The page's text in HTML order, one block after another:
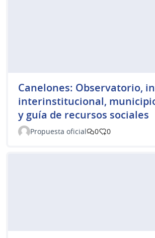
Canelones: Observatorio,
interinstitucional,
y guía de recursos sociales
Propuesta oficial 0 0